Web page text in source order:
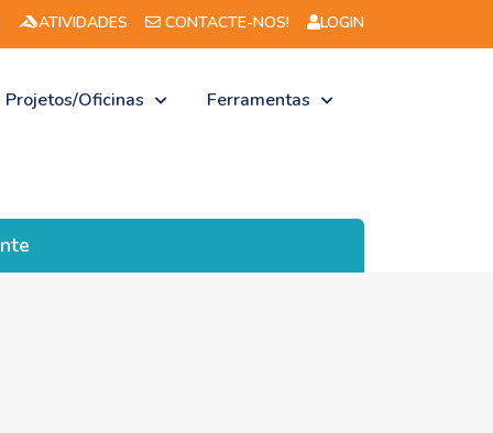
Aviso n.º 6/2026 -2
ATIVIDADES CONTACTE-NOS! LOGIN
Projetos/Oficinas Ferramentas